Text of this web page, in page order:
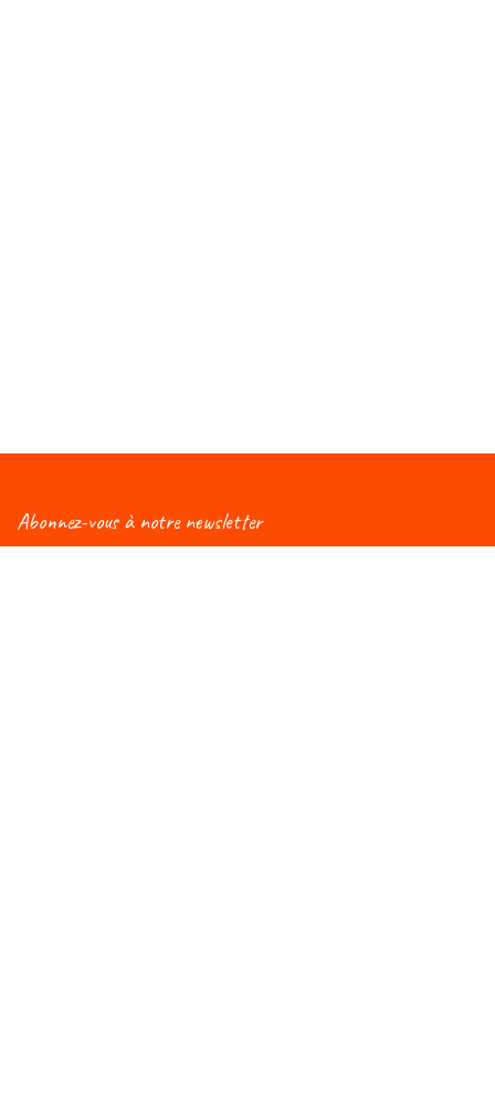
Abonnez-vous à notre newsletter